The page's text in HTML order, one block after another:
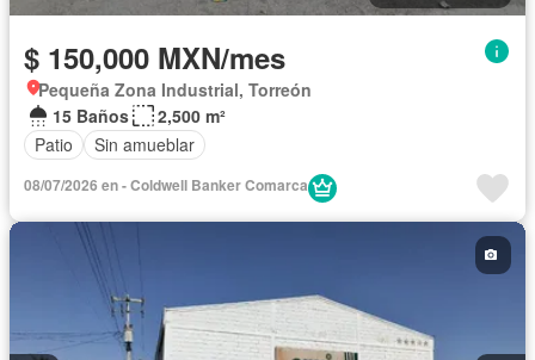
$ 150,000 MXN/mes
Pequeña Zona Industrial, Torreón
15 Baños
2,500 m²
Patio
Sin amueblar
08/07/2026 en - Coldwell Banker Comarca